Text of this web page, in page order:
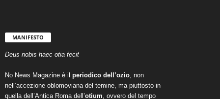
MANIFESTO
Deus nobis haec otia fecit
No News Magazine è il periodico dell’ozio, non
nell’accezione oblomoviana del temine, ma piuttosto in
quella dell’Antica Roma dell’otium, ovvero del tempo